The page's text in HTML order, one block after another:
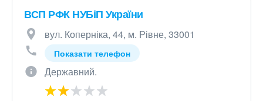
ВСП РФК НУБіП України
вул. Коперніка, 44, м. Рівне, 33001
Показати телефон
Державний.